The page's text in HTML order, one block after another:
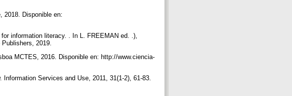
2018. Disponible en:
information literacy. . In L. FREEMAN ed. .),
2019.
MCTES, 2016. Disponible en: http://www.ciencia-
Services and Use, 2011, 31(1-2), 61-83.